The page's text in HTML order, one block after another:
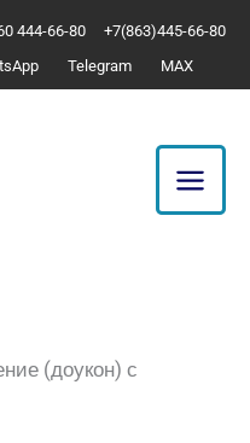
444-66-80
+7(863)445-66-80
Telegram MAX
(доукон) с